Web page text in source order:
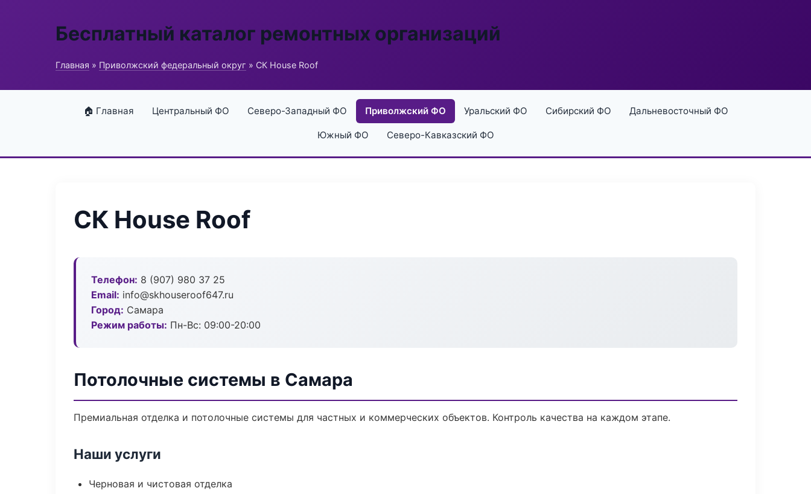
Бесплатный каталог ремонтных организаций
Главная » Приволжский федеральный округ » СК House Roof
🏠 Главная Центральный ФО Северо-Западный ФО Приволжский ФО Уральский ФО Сибирский ФО Дальневосточный ФО
Южный ФО Северо-Кавказский ФО
СК House Roof
Телефон: 8 (907) 980 37 25
Email: info@skhouseroof647.ru
Город: Самара
Режим работы: Пн-Вс: 09:00-20:00
Потолочные системы в Самара
Премиальная отделка и потолочные системы для частных и коммерческих объектов. Контроль качества на каждом этапе.
Наши услуги
Черновая и чистовая отделка